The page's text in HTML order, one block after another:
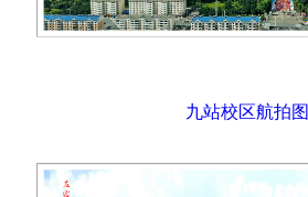
九站校区航拍图